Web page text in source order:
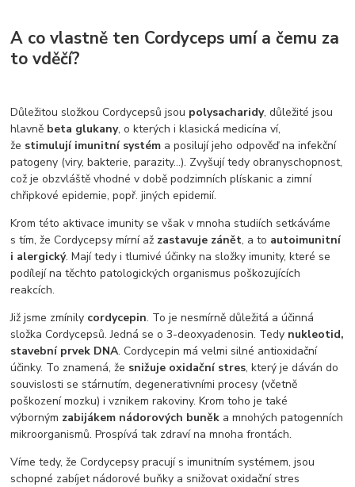
A co vlastně ten Cordyceps umí a čemu za
to vděčí?
Důležitou složkou Cordycepsů jsou polysacharidy, důležité jsou
hlavně beta glukany, o kterých i klasická medicína ví,
že stimulují imunitní systém a posilují jeho odpověď na infekční
patogeny (viry, bakterie, parazity…). Zvyšují tedy obranyschopnost,
což je obzvláště vhodné v době podzimních plískanic a zimní
chřipkové epidemie, popř. jiných epidemií.
Krom této aktivace imunity se však v mnoha studiích setkáváme
s tím, že Cordycepsy mírní až zastavuje zánět, a to autoimunitní
i alergický. Mají tedy i tlumivé účinky na složky imunity, které se
podílejí na těchto patologických organismus poškozujících
reakcích.
Již jsme zmínily cordycepin. To je nesmírně důležitá a účinná
složka Cordycepsů. Jedná se o 3-deoxyadenosin. Tedy nukleotid,
stavební prvek DNA. Cordycepin má velmi silné antioxidační
účinky. To znamená, že snižuje oxidační stres, který je dáván do
souvislosti se stárnutím, degenerativními procesy (včetně
poškození mozku) i vznikem rakoviny. Krom toho je také
výborným zabijákem nádorových buněk a mnohých patogenních
mikroorganismů. Prospívá tak zdraví na mnoha frontách.
Víme tedy, že Cordycepsy pracují s imunitním systémem, jsou
schopné zabíjet nádorové buňky a snižovat oxidační stres